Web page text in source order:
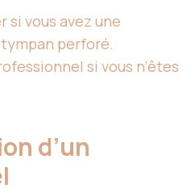
si vous avez une
perforé.
si vous n’êtes
d’un